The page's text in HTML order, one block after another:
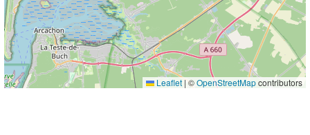
Leaflet | ©OpenStreetMapcontributors